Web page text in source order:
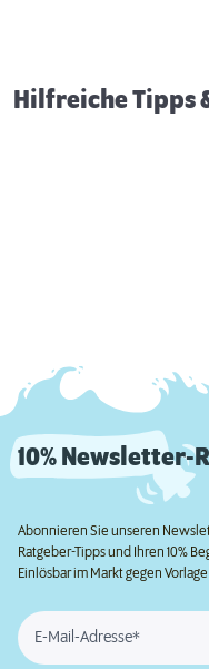
Hilfreiche Tipps
10% Newsletter-
Abonnieren Sie unseren
Ratgeber-Tipps und Ihren 10%
Einlösbar im Markt gegen
E-Mail-Adresse*